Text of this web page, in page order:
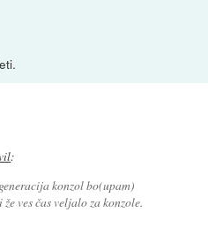
:
konzol bo(upam)
ves čas veljalo za konzole.